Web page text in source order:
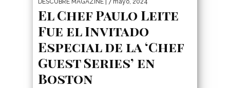
DESCUBRE MAGAZINE | 7 mayo, 2024
El Chef Paulo Leite
Fue el Invitado
Especial de la ‘Chef
Guest Series’ en
Boston